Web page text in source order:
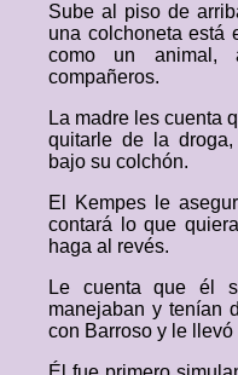
Sube al piso de
una colchoneta está
como un animal,
compañeros.
La madre les cuenta
quitarle de la
bajo su colchón.
El Kempes le
contará lo que
haga al revés.
Le cuenta que él
manejaban y tenían
con Barroso y le llevó